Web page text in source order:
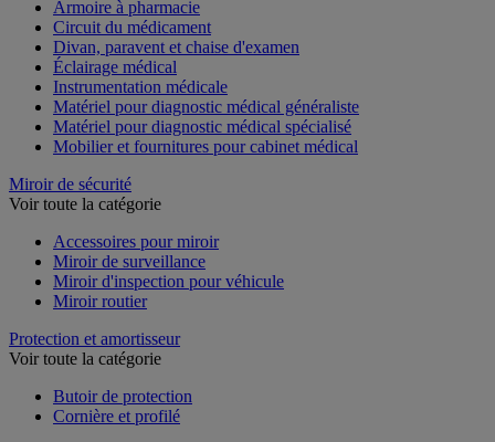
Armoire à pharmacie
Circuit du médicament
Divan, paravent et chaise d'examen
Éclairage médical
Instrumentation médicale
Matériel pour diagnostic médical généraliste
Matériel pour diagnostic médical spécialisé
Mobilier et fournitures pour cabinet médical
Miroir de sécurité
Voir toute la catégorie
Accessoires pour miroir
Miroir de surveillance
Miroir d'inspection pour véhicule
Miroir routier
Protection et amortisseur
Voir toute la catégorie
Butoir de protection
Cornière et profilé